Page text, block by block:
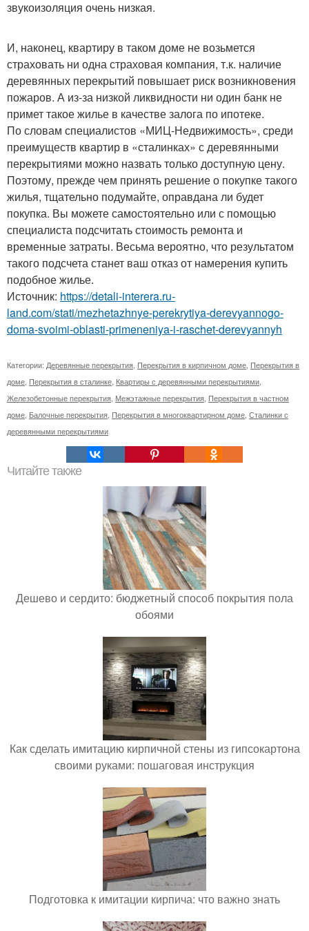
звукоизоляция очень низкая.
И, наконец, квартиру в таком доме не возьмется
страховать ни одна страховая компания, т.к. наличие
деревянных перекрытий повышает риск возникновения
пожаров. А из-за низкой ликвидности ни один банк не
примет такое жилье в качестве залога по ипотеке.
По словам специалистов «МИЦ-Недвижимость», среди
преимуществ квартир в «сталинках» с деревянными
перекрытиями можно назвать только доступную цену.
Поэтому, прежде чем принять решение о покупке такого
жилья, тщательно подумайте, оправдана ли будет
покупка. Вы можете самостоятельно или с помощью
специалиста подсчитать стоимость ремонта и
временные затраты. Весьма вероятно, что результатом
такого подсчета станет ваш отказ от намерения купить
подобное жилье.
Источник: https://detali-interera.ru-
land.com/stati/mezhetazhnye-perekrytiya-derevyannogo-
doma-svoimi-oblasti-primeneniya-i-raschet-derevyannyh
Категории: Деревянные перекрытия, Перекрытия в кирпичном доме, Перекрытия в
доме, Перекрытия в сталинке, Квартиры с деревянными перекрытиями,
Железобетонные перекрытия, Межэтажные перекрытия, Перекрытия в частном
доме, Балочные перекрытия, Перекрытия в многоквартирном доме, Сталинки с
деревянными перекрытиями
Читайте также
Дешево и сердито: бюджетный способ покрытия пола
обоями
Как сделать имитацию кирпичной стены из гипсокартона
своими руками: пошаговая инструкция
Подготовка к имитации кирпича: что важно знать